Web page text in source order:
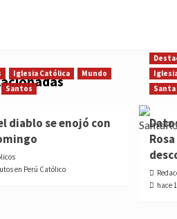
Iglesia Católica
Mundo
Santos
diablo se enojó con
en Perú Católico
Santa
hace